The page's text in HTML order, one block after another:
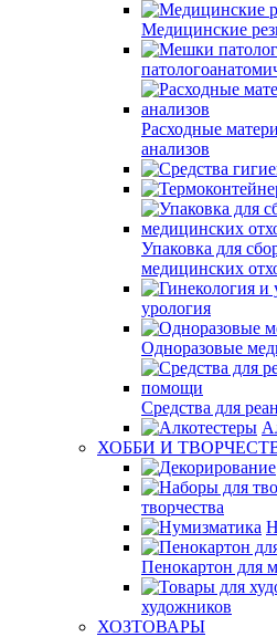
Медицинские
Расходные
анализов
Упаковка для
медицинских
урология
Одноразовые
Средства для
ХОББИ И
творчества
Пенокартон для
художников
ХОЗТОВАРЫ